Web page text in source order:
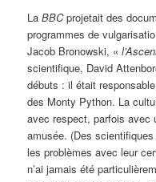
LaBBCprojetait des
programmes de
Jacob Bronowski, «
scientifique, David
débuts : il était
des Monty Python. La
avec respect, parfois avec
amusée. (Des
les problèmes avec leur
n’ai jamais été